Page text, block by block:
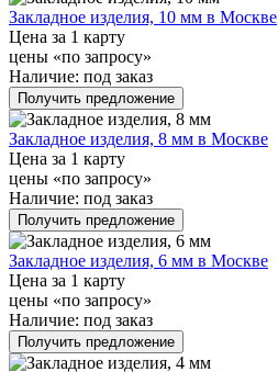
Закладное изделия, 10 мм в Москве
Цена за 1 карту
цены «по запросу»
Наличие: под заказ
Получить предложение
Закладное изделия, 8 мм в Москве
Цена за 1 карту
цены «по запросу»
Наличие: под заказ
Получить предложение
Закладное изделия, 6 мм в Москве
Цена за 1 карту
цены «по запросу»
Наличие: под заказ
Получить предложение